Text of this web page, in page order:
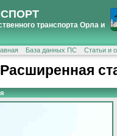
транспорта Орла и
База данных ПС Статьи и
Расширенная